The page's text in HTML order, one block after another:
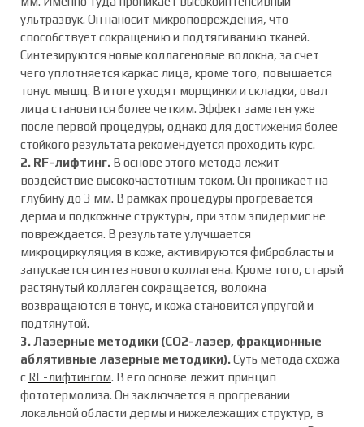
ультразвук. Он наносит микроповреждения, что
способствует сокращению и подтягиванию тканей.
Синтезируются новые коллагеновые волокна, за счет
чего уплотняется каркас лица, кроме того, повышается
тонус мышц. В итоге уходят морщинки и складки, овал
лица становится более четким. Эффект заметен уже
после первой процедуры, однако для достижения более
стойкого результата рекомендуется проходить курс.
2. RF-лифтинг. В основе этого метода лежит
воздействие высокочастотным током. Он проникает на
глубину до 3 мм. В рамках процедуры прогревается
дерма и подкожные структуры, при этом эпидермис не
повреждается. В результате улучшается
микроциркуляция в коже, активируются фибробласты и
запускается синтез нового коллагена. Кроме того, старый
растянутый коллаген сокращается, волокна
возвращаются в тонус, и кожа становится упругой и
подтянутой.
3. Лазерные методики (СО2-лазер, фракционные
аблятивные лазерные методики).Суть метода схожа
с RF-лифтингом. В его основе лежит принцип
фототермолиза. Он заключается в прогревании
локальной области дермы и нижележащих структур, в